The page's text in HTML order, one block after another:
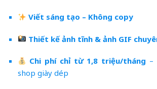
Viết sáng tạo – Không copy
Thiết kế ảnh tĩnh & ảnh GIF
Chi phí chỉ từ 1,8 triệu/tháng –
shop giày dép